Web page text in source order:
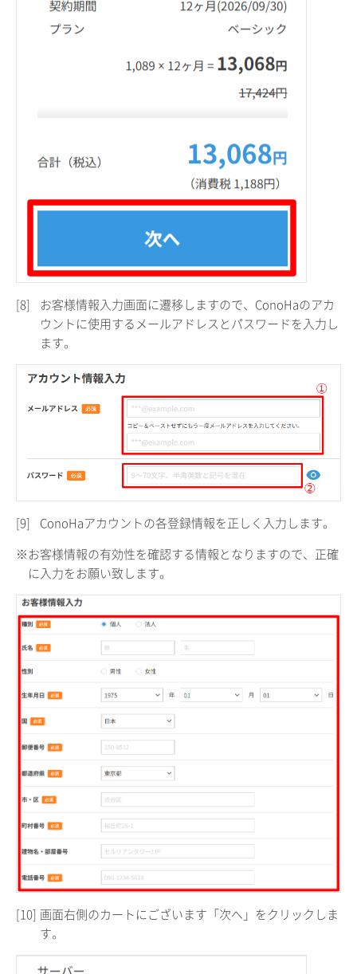
[8]
お客様情報入力画面に遷移しますので、ConoHaのアカ
ウントに使用するメールアドレスとパスワードを入力し
ます。
[9]
ConoHaアカウントの各登録情報を正しく入力します。
※お客様情報の有効性を確認する情報となりますので、正確
に入力をお願い致します。
[10] 画面右側のカートにございます「次へ」をクリックしま
す。